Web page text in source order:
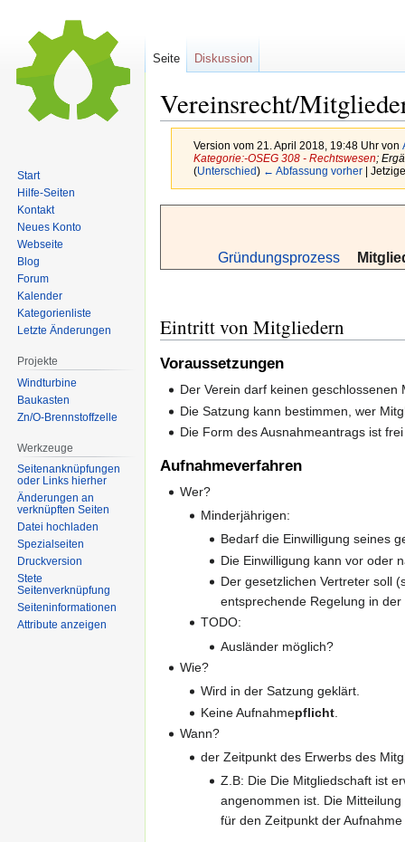
Vereinsrecht/
Version vom 21. April 2018, 19:48 Uhr von
Kategorie:-OSEG 308 - Rechtswesen;
(Unterschied) ← Abfassung vorher|
Gründungsprozess
Eintritt von Mitgliedern
Voraussetzungen
Der Verein darf keinen geschlossenen
Die Satzung kann bestimmen, wer
Die Form des Ausnahmeantrags ist
Aufnahmeverfahren
Wer?
Minderjährigen:
Bedarf die Einwilligung seines
Die Einwilligung kann vor oder
Der gesetzlichen Vertreter soll
entsprechende Regelung in
TODO:
Ausländer möglich?
Wie?
Wird in der Satzung geklärt.
Keine Aufnahmepflicht.
Wann?
der Zeitpunkt des Erwerbs des
Z.B: Die Die Mitgliedschaft ist
angenommen ist. Die
für den Zeitpunkt der
Seite Diskussion
Start
Hilfe-Seiten
Kontakt
Neues Konto
Webseite
Blog
Forum
Kalender
Kategorienliste
Letzte Änderungen
Projekte
Windturbine
Baukasten
Zn/O-Brennstoffzelle
Werkzeuge
Seitenanknüpfungen
oder Links hierher
Änderungen an
verknüpften Seiten
Datei hochladen
Spezialseiten
Druckversion
Stete
Seitenverknüpfung
Seiten­informationen
Attribute anzeigen